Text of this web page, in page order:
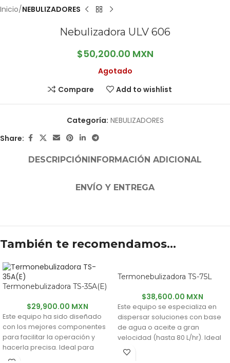
Inicio NEBULIZADORES
Nebulizadora ULV 606
$50,200.00 MXN
Agotado
Compare
Add to wishlist
Categoría: NEBULIZADORES
Share:
DESCRIPCIÓNINFORMACIÓN ADICIONAL
ENVÍO Y ENTREGA
También te recomendamos…
Termonebulizadora TS-35A(E)
$29,900.00 MXN
Este equipo ha sido diseñado
con los mejores componentes
para facilitar la operación y
hacerla precisa. Ideal para
extensiones de pequeña y
Termonebulizadora TS-75L
$38,600.00 MXN
Este equipo se especializa en
dispersar soluciones con base
de agua o aceite a gran
velocidad (hasta 80 L/hr). Ideal
para cubrir grandes terrenos en
poco tiempo.